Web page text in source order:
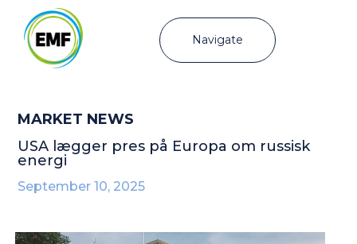
Navigate
MARKET NEWS
USA lægger pres på Europa om russisk
energi
September 10, 2025